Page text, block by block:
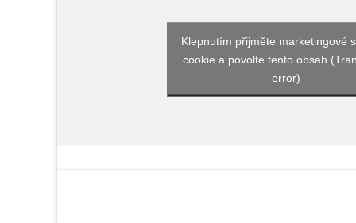
Klepnutím přijměte marketingové
cookie a povolte tento obsah
error)